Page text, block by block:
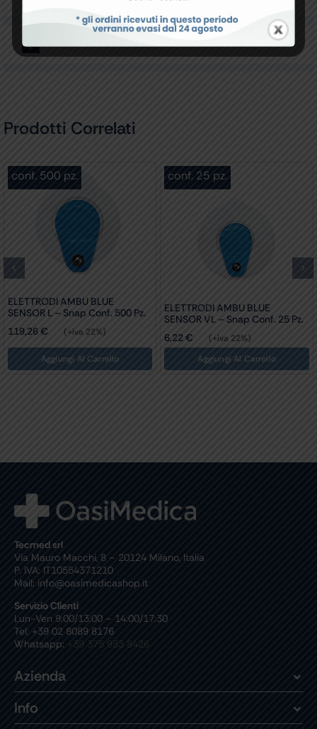
Recensioni
Prodotti Correlati
conf. 500 pz.
ELETTRODI AMBU BLUE
SENSOR L – Snap Conf. 500 Pz.
119,26€ (+iva 22%)
Aggiungi Al Carrello
conf. 25 pz.
ELETTRODI AMBU BLUE
SENSOR VL – Snap Conf. 25 Pz.
6,22€
(+iva 22%)
Aggiungi Al Carrello
Tecmed srl
Via Mauro Macchi, 8 – 20124 Milano, Italia
P. IVA: IT10554371210
Mail: info@oasimedicashop.it
Servizio Clienti
Lun-Ven 9:00/13:00 – 14:00/17:30
Tel: +39 02 8089 8176
Whatsapp: +39 375 933 8426
Azienda
Info